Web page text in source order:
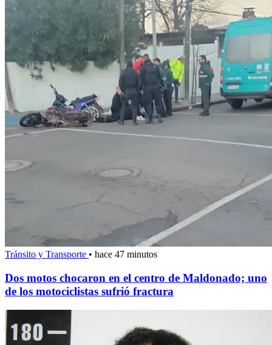
Tránsito y Transporte • hace 47 minutos
Dos motos chocaron en el centro de Maldonado; uno
de los motociclistas sufrió fractura